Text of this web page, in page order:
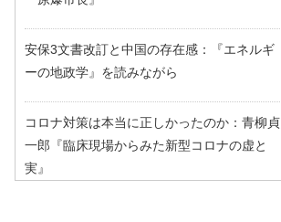
安保3文書改訂と中国の存在感：『エネルギ
ーの地政学』を読みながら
コロナ対策は本当に正しかったのか：青柳貞
一郎『臨床現場からみた新型コロナの虚と
実』